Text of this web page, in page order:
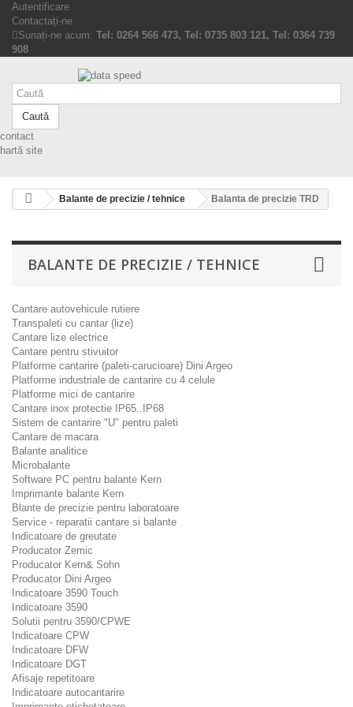
Autentificare
Contactați-ne
Sunați-ne acum: Tel: 0264 566 473, Tel: 0735 803 121, Tel: 0364 739
908
Caută
contact
hartă site
Balante de precizie / tehnice Balanta de precizie TRD
BALANTE DE PRECIZIE / TEHNICE
Cantare autovehicule rutiere
Transpaleti cu cantar (lize)
Cantare lize electrice
Cantare pentru stivuitor
Platforme cantarire (paleti-carucioare) Dini Argeo
Platforme industriale de cantarire cu 4 celule
Platforme mici de cantarire
Cantare inox protectie IP65..IP68
Sistem de cantarire "U" pentru paleti
Cantare de macara
Balante analitice
Microbalante
Software PC pentru balante Kern
Imprimante balante Kern
Blante de precizie pentru laboratoare
Service - reparatii cantare si balante
Indicatoare de greutate
Producator Zemic
Producator Kern& Sohn
Producator Dini Argeo
Indicatoare 3590 Touch
Indicatoare 3590
Solutii pentru 3590/CPWE
Indicatoare CPW
Indicatoare DFW
Indicatoare DGT
Afisaje repetitoare
Indicatoare autocantarire